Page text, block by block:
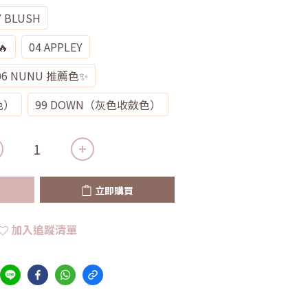
BLUSH
04 APPLEY
NUNU 推薦色✨
99 DOWN（灰色收斂色）
立即購買
加入追蹤清單